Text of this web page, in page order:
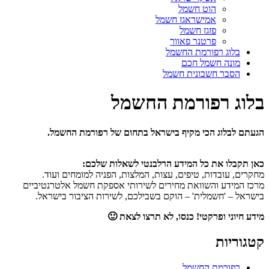
הוט חשמל
אמישראגז חשמל
פזגז חשמל
פרטנר פאוור
בלוג רפורמת החשמל
מונה חשמל חכם
הסבר חשבונית חשמל
בלוג רפורמת החשמל
הגעתם לבלוג הכי מקיף בישראל בתחום של רפורמת החשמל.
כאן תקבלו את כל המידע הרלבנטי לשאלות שלכם:
מחקרים, עובדות, טיפים, עצות, המלצות, הפניה למומחים ועוד.
מרכז המידע והשוואת מחירים לשירותי אספקת חשמל אלטרנטיביים
בישראל – 'חשמלית' – הוקם בשבילכם, לשירות הציבור בישראל.
מידע חיוני ופרקטי! כנסו, לא תרצו לצאת 🙂
קטגוריות